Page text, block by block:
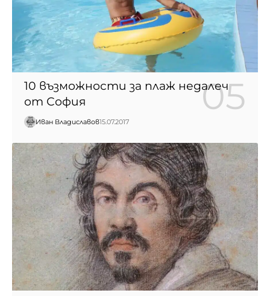
10 възможности за плаж недалеч
от София
Иван Владиславов15.07.2017